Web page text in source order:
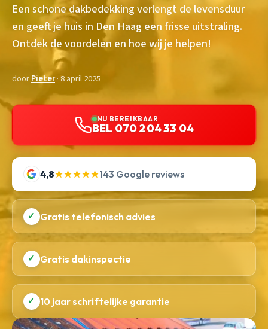
Een schone dakbedekking verlengt de levensduur
en geeft je huis in Den Haag een frisse uitstraling.
Ontdek de voordelen en hoe wij je helpen!
doorPieter· 8 april 2025
NU BEREIKBAAR
BEL 070 204 33 04
4,8★★★★★143 Google reviews
✓ Gratis telefonisch advies
✓ Gratis dakinspectie
✓ 10 jaar schriftelijke garantie